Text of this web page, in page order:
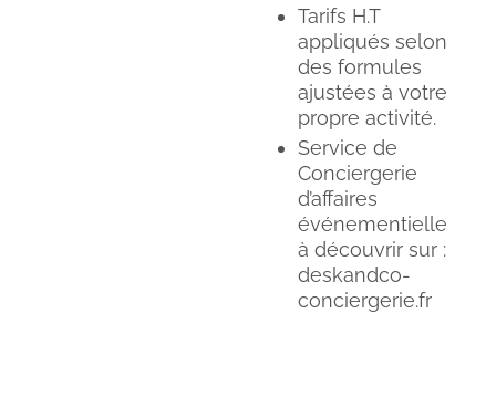
Tarifs H.T
appliqués selon
des formules
ajustées à votre
propre activité.
Service de
Conciergerie
d’affaires
événementielle
à découvrir sur :
deskandco-
conciergerie.fr